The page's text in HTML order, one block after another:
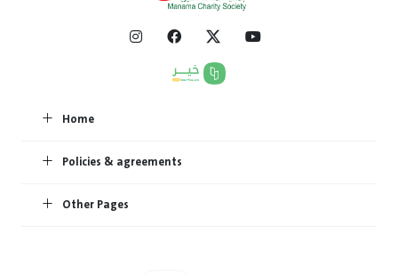
Home
Policies & agreements
Other Pages